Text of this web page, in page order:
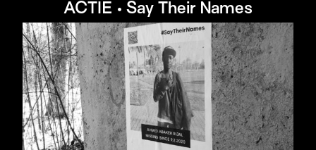
ACTIE • Say Their Names